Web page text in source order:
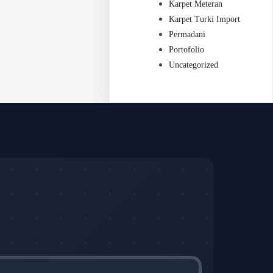
Karpet Meteran
Karpet Turki Import
Permadani
Portofolio
Uncategorized